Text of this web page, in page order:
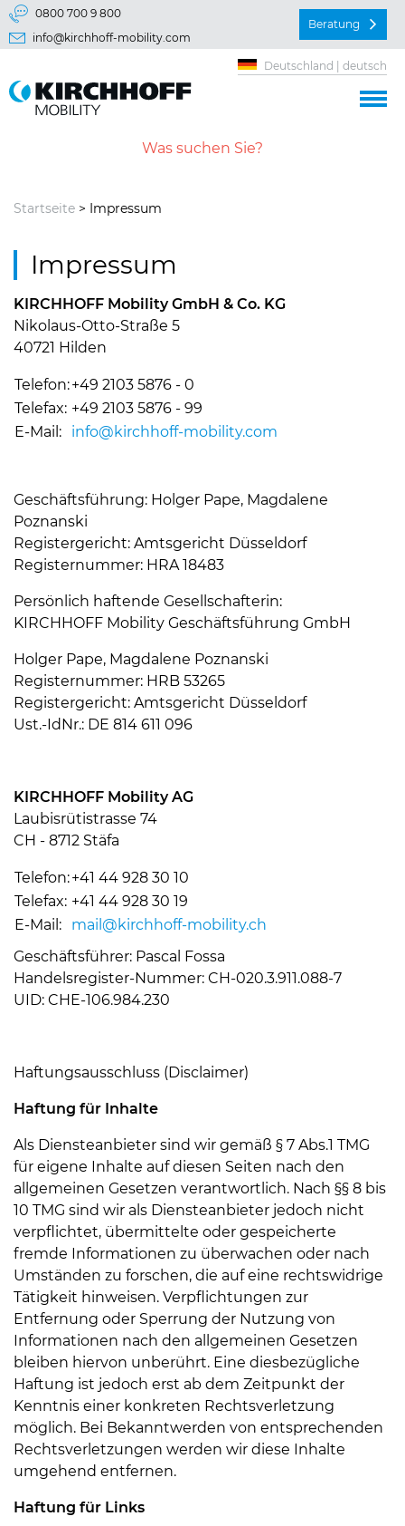
Springe direkt zu:
Hauptmenü
0800 700 9 800
info@kirchhoff-mobility.com
Beratung
Deutschland | deutsch
Startseite > Impressum
Impressum
KIRCHHOFF Mobility GmbH & Co. KG
Nikolaus-Otto-Straße 5
40721 Hilden
Telefon:+49 2103 5876 - 0
Telefax: +49 2103 5876 - 99
E-Mail:
info@kirchhoff-mobility.com
Geschäftsführung: Holger Pape, Magdalene
Poznanski
Registergericht: Amtsgericht Düsseldorf
Registernummer: HRA 18483
Persönlich haftende Gesellschafterin:
KIRCHHOFF Mobility Geschäftsführung GmbH
Holger Pape, Magdalene Poznanski
Registernummer: HRB 53265
Registergericht: Amtsgericht Düsseldorf
Ust.-IdNr.: DE 814 611 096
KIRCHHOFF Mobility AG
Laubisrütistrasse 74
CH - 8712 Stäfa
Telefon:+41 44 928 30 10
Telefax: +41 44 928 30 19
E-Mail:
mail@kirchhoff-mobility.ch
Geschäftsführer: Pascal Fossa
Handelsregister-Nummer: CH-020.3.911.088-7
UID: CHE-106.984.230
Haftungsausschluss (Disclaimer)
Haftung für Inhalte
Als Diensteanbieter sind wir gemäß § 7 Abs.1 TMG
für eigene Inhalte auf diesen Seiten nach den
allgemeinen Gesetzen verantwortlich. Nach §§ 8 bis
10 TMG sind wir als Diensteanbieter jedoch nicht
verpflichtet, übermittelte oder gespeicherte
fremde Informationen zu überwachen oder nach
Umständen zu forschen, die auf eine rechtswidrige
Tätigkeit hinweisen. Verpflichtungen zur
Entfernung oder Sperrung der Nutzung von
Informationen nach den allgemeinen Gesetzen
bleiben hiervon unberührt. Eine diesbezügliche
Haftung ist jedoch erst ab dem Zeitpunkt der
Kenntnis einer konkreten Rechtsverletzung
möglich. Bei Bekanntwerden von entsprechenden
Rechtsverletzungen werden wir diese Inhalte
umgehend entfernen.
Haftung für Links